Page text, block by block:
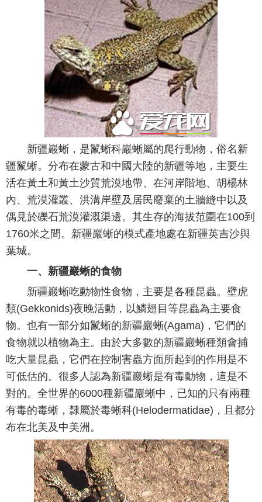
新疆巖蜥，是鬣蜥科巖蜥屬的爬行動物，俗名新
疆鬣蜥。分布在蒙古和中國大陸的新疆等地，主要生
活在黃土和黃土沙質荒漠地帶、在河岸階地、胡楊林
內、荒漠灌叢、洪溝岸壁及居民廢棄的土牆縫中以及
偶見於礫石荒漠灌溉渠邊。其生存的海拔范圍在100到
1760米之間。新疆巖蜥的模式產地處在新疆英吉沙與
葉城。
一、新疆巖蜥的食物
新疆巖蜥吃動物性食物，主要是各種昆蟲。壁虎
類(Gekkonids)夜晚活動，以鱗翅目等昆蟲為主要食
物。也有一部分如鬣蜥的新疆巖蜥(Agama)，它們的
食物就以植物為主。由於大多數的新疆巖蜥種類會捕
吃大量昆蟲，它們在控制害蟲方面所起到的作用是不
可低估的。很多人認為新疆巖蜥是有毒動物，這是不
對的。全世界的6000種新疆巖蜥中，已知的只有兩種
有毒的毒蜥，隸屬於毒蜥科(Helodermatidae)，且都分
布在北美及中美洲。